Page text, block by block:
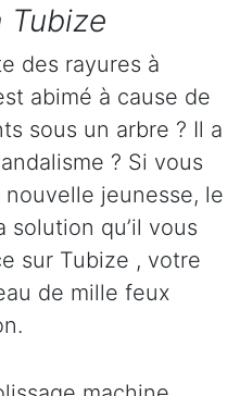
Tubize
des rayures à
abimé à cause de
sous un arbre ? Il a
? Si vous
jeunesse, le
solution qu’il vous
sur Tubize , votre
de mille feux